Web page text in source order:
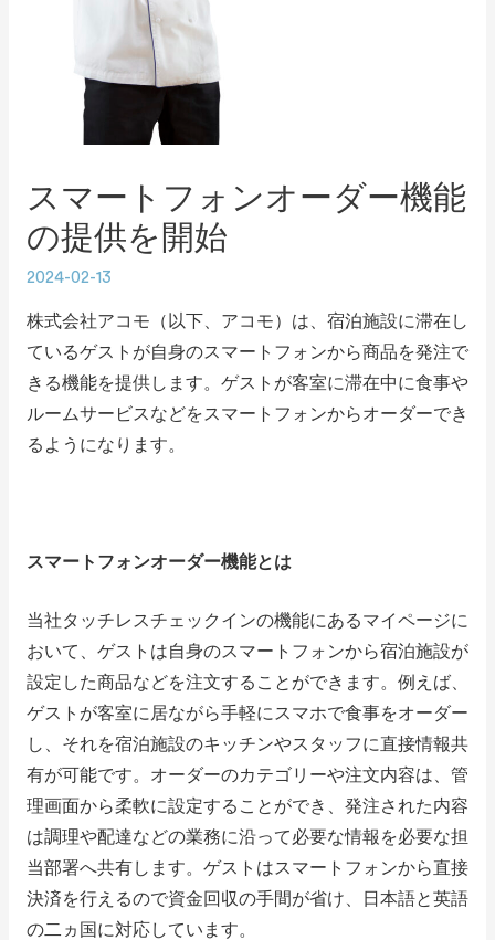
スマートフォンオーダー機能
の提供を開始
2024-02-13
株式会社アコモ（以下、アコモ）は、宿泊施設に滞在し
ているゲストが自身のスマートフォンから商品を発注で
きる機能を提供します。ゲストが客室に滞在中に食事や
ルームサービスなどをスマートフォンからオーダーでき
るようになります。
スマートフォンオーダー機能とは
当社タッチレスチェックインの機能にあるマイページに
おいて、ゲストは自身のスマートフォンから宿泊施設が
設定した商品などを注文することができます。例えば、
ゲストが客室に居ながら手軽にスマホで食事をオーダー
し、それを宿泊施設のキッチンやスタッフに直接情報共
有が可能です。オーダーのカテゴリーや注文内容は、管
理画面から柔軟に設定することができ、発注された内容
は調理や配達などの業務に沿って必要な情報を必要な担
当部署へ共有します。ゲストはスマートフォンから直接
決済を行えるので資金回収の手間が省け、日本語と英語
の二ヵ国に対応しています。